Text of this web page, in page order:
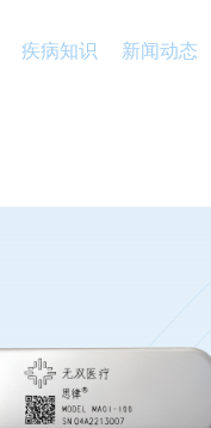
疾病知识 新闻动态